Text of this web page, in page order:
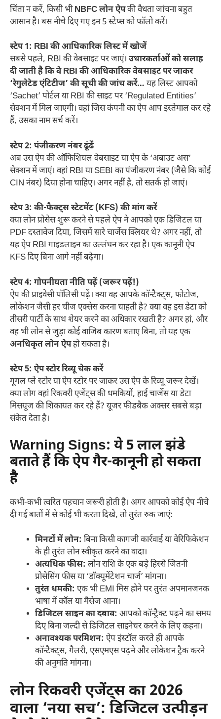
चिंता न करें, किसी भीNBFC लोन ऐपकी वैधता जांचना बहुत
आसान है। बस नीचे दिए गए इन 5 स्टेप्स को फॉलो करें।
स्टेप 1: RBI की आधिकारिक लिस्ट में खोजें
सबसे पहले, RBI की वेबसाइट पर जाएं। उधारकर्ताओं को सलाह
दी जाती है कि वे RBI की आधिकारिक वेबसाइट पर जाकर
‘रेगुलेटेड एंटिटीज’ की सूची की जांच करें… यह लिस्ट आपको
‘Sachet’ पोर्टल या RBI की साइट पर ‘Regulated Entities’
सेक्शन में मिल जाएगी। वहां जिस कंपनी का ऐप आप इस्तेमाल कर रहे
हैं, उसका नाम सर्च करें।
स्टेप 2: पंजीकरण नंबर ढूंढें
अब उस ऐप की ऑफिशियल वेबसाइट या ऐप के ‘अबाउट अस’
सेक्शन में जाएं। वहां RBI या SEBI का पंजीकरण नंबर (जैसे कि कोई
CIN नंबर) दिया होना चाहिए। अगर नहीं है, तो सतर्क हो जाएं।
स्टेप 3: की-फैक्ट्स स्टेटमेंट (KFS) की मांग करें
क्या लोन प्रोसेस शुरू करने से पहले ऐप ने आपको एक डिजिटल या
PDF दस्तावेज दिया, जिसमें सारे चार्जेस क्लियर थे? अगर नहीं, तो
यह ऐप RBI गाइडलाइन का उल्लंघन कर रहा है। एक कानूनी ऐप
KFS दिए बिना आगे नहीं बढ़ेगा।
स्टेप 4: गोपनीयता नीति पढ़ें (जरूर पढ़ें!)
ऐप की प्राइवेसी पॉलिसी पढ़ें। क्या वह आपके कॉन्टैक्ट्स, फोटोज,
लोकेशन जैसी हर चीज एक्सेस करना चाहती है? क्या वह इस डेटा को
तीसरी पार्टी के साथ शेयर करने का अधिकार रखती है? अगर हां, और
वह भी लोन से जुड़ा कोई वाजिब कारण बताए बिना, तो यह एक
अनधिकृत लोन ऐपहो सकता है।
स्टेप 5: ऐप स्टोर रिव्यू चेक करें
गूगल प्ले स्टोर या ऐप स्टोर पर जाकर उस ऐप के रिव्यू जरूर देखें।
क्या लोग वहां रिकवरी एजेंट्स की धमकियों, हाई चार्जेस या डेटा
मिसयूज की शिकायत कर रहे हैं? यूजर फीडबैक अक्सर सबसे बड़ा
संकेत देता है।
Warning Signs: ये 5 लाल झंडे
बताते हैं कि ऐप गैर-कानूनी हो सकता
है
कभी-कभी त्वरित पहचान जरूरी होती है। अगर आपको कोई ऐप नीचे
दी गई बातों में से कोई भी करता दिखे, तो तुरंत रुक जाएं:
मिनटों में लोन: बिना किसी कागजी कार्रवाई या वेरिफिकेशन
के ही तुरंत लोन स्वीकृत करने का वादा।
अत्यधिक फीस: लोन राशि के एक बड़े हिस्से जितनी
प्रोसेसिंग फीस या ‘डॉक्यूमेंटेशन चार्ज’ मांगना।
तुरंत धमकी: एक भी EMI मिस होने पर तुरंत अपमानजनक
भाषा में कॉल या मैसेज आना।
डिजिटल साइन का दबाव: आपको कॉन्ट्रैक्ट पढ़ने का समय
दिए बिना जल्दी से डिजिटल साइनेचर करने के लिए कहना।
अनावश्यक परमिशन: ऐप इंस्टॉल करते ही आपके
कॉन्टैक्ट्स, गैलरी, एसएमएस पढ़ने और लोकेशन ट्रैक करने
की अनुमति मांगना।
लोन रिकवरी एजेंट्स का 2026
वाला ‘नया सच’: डिजिटल उत्पीड़न